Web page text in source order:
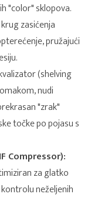
"color" sklopova.
zasićenja
pružajući
(shelving
nudi
"zrak"
točke po pojasu s
Compressor):
za glatko
neželjenih